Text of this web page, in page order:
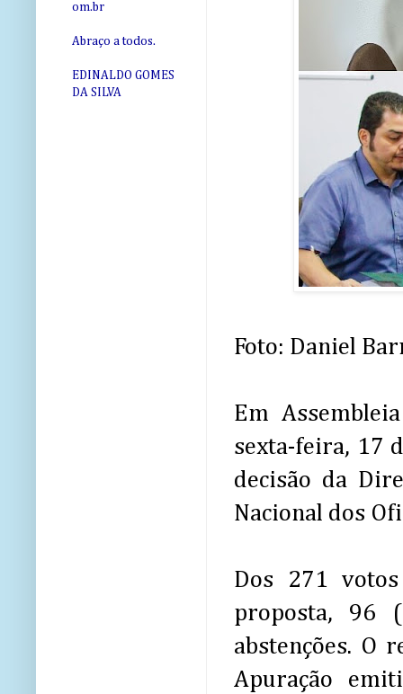
Foto: Daniel
Em
sexta-feira, 17
decisão da
Nacional dos
Dos 271
proposta, 96
abstenções. O
Apuração
om.br
Abraço a todos.
EDINALDO GOMES
DA SILVA